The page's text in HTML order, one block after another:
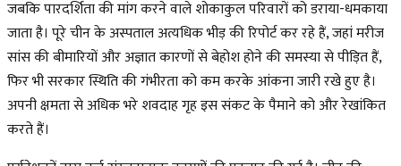
जबकि पारदर्शिता की मांग करने वाले शोकाकुल परिवारों को डराया-धमकाया
जाता है। पूरे चीन के अस्पताल अत्यधिक भीड़ की रिपोर्ट कर रहे हैं, जहां मरीज
सांस की बीमारियों और अज्ञात कारणों से बेहोश होने की समस्या से पीड़ित हैं,
फिर भी सरकार स्थिति की गंभीरता को कम करके आंकना जारी रखे हुए है।
अपनी क्षमता से अधिक भरे शवदाह गृह इस संकट के पैमाने को और रेखांकित
करते हैं।